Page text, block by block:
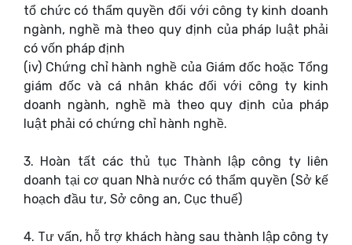
tổ chức có thẩm quyền đối với công ty kinh doanh
ngành, nghề mà theo quy định của pháp luật phải
có vốn pháp định
(iv) Chứng chỉ hành nghề của Giám đốc hoặc Tổng
giám đốc và cá nhân khác đối với công ty kinh
doanh ngành, nghề mà theo quy định của pháp
luật phải có chứng chỉ hành nghề.
3. Hoàn tất các thủ tục Thành lập công ty liên
doanh tại cơ quan Nhà nước có thẩm quyền (Sở kế
hoạch đầu tư, Sở công an, Cục thuế)
4. Tư vấn, hỗ trợ khách hàng sau thành lập công ty